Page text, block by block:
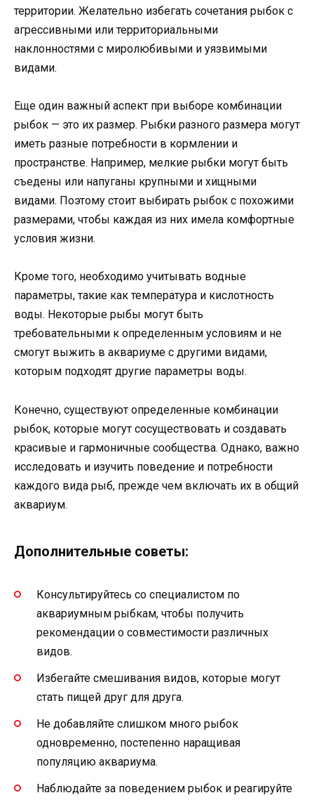
территории. Желательно избегать сочетания рыбок с
агрессивными или территориальными
наклонностями с миролюбивыми и уязвимыми
видами.
Еще один важный аспект при выборе комбинации
рыбок — это их размер. Рыбки разного размера могут
иметь разные потребности в кормлении и
пространстве. Например, мелкие рыбки могут быть
съедены или напуганы крупными и хищными
видами. Поэтому стоит выбирать рыбок с похожими
размерами, чтобы каждая из них имела комфортные
условия жизни.
Кроме того, необходимо учитывать водные
параметры, такие как температура и кислотность
воды. Некоторые рыбы могут быть
требовательными к определенным условиям и не
смогут выжить в аквариуме с другими видами,
которым подходят другие параметры воды.
Конечно, существуют определенные комбинации
рыбок, которые могут сосуществовать и создавать
красивые и гармоничные сообщества. Однако, важно
исследовать и изучить поведение и потребности
каждого вида рыб, прежде чем включать их в общий
аквариум.
Дополнительные советы:
Консультируйтесь со специалистом по
аквариумным рыбкам, чтобы получить
рекомендации о совместимости различных
видов.
Избегайте смешивания видов, которые могут
стать пищей друг для друга.
Не добавляйте слишком много рыбок
одновременно, постепенно наращивая
популяцию аквариума.
Наблюдайте за поведением рыбок и реагируйте